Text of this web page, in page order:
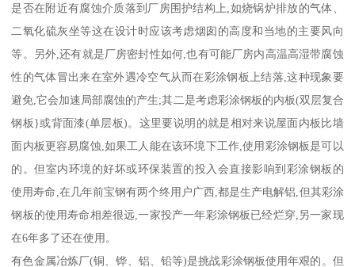
是否在附近有腐蚀介质落到厂房围护结构上,如烧锅炉排放的气体、
二氧化硫灰坐等这在设计时应该考虑烟囱的高度和当地的主要风向
等。另外,还有就是厂房密封性如何,也有可能厂房内高温高湿带腐蚀
性的气体冒出来在室外遇冷空气从而在彩涂钢板上结落,这种现象要
避免,它会加速局部腐蚀的产生;其二是考虑彩涂钢板的内板(双层复合
钢板}或背面漆(单层板)。这里要说明的就是相对来说屋面内板比墙
面内板更容易腐蚀,如果工人能在该环境下工作,使用彩涂钢板是可以
的。但室内环境的好坏或环保装置的投入会直接影响到彩涂钢板的
使用寿命,在几年前宝钢有两个终用户广西,都是生产电解铝,但其彩涂
钢板的使用寿命相差很远,一家投产一年彩涂钢板已经烂穿,另一家现
在6年多了还在使用。
有色金属冶炼厂(铜、铧、铝、铅等)是挑战彩涂钢板使用年艰的。但